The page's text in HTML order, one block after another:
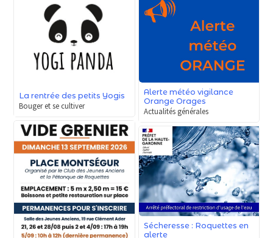
La rentrée des petits Yogis
Bouger et se cultiver
Alerte météo vigilance
Orange Orages
Actualités générales
Sécheresse : Roquettes en
alerte